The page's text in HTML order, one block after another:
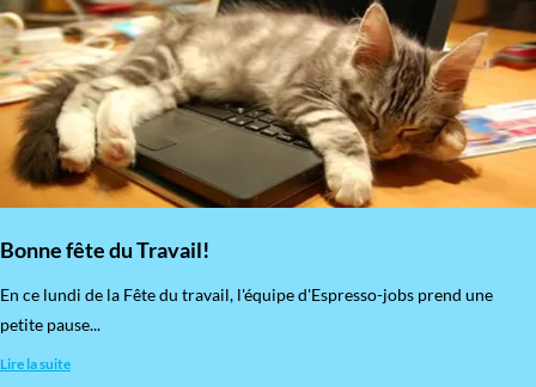
Bonne fête du Travail!
En ce lundi de la Fête du travail, l'équipe d'Espresso-jobs prend une
petite pause...
Lire la suite